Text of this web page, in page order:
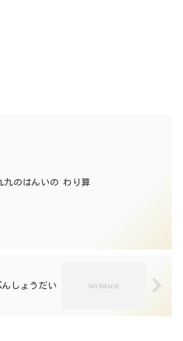
九のはんいの わり算
しょうだい